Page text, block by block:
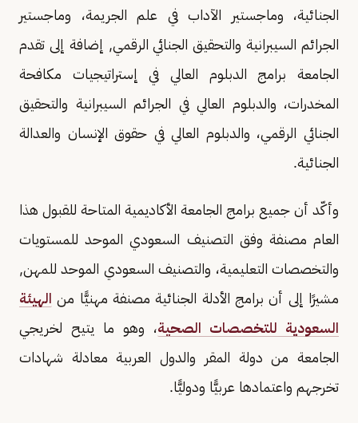
الجنائية، وماجستير الآداب في علم الجريمة، وماجستير
الجرائم السيبرانية والتحقيق الجنائي الرقمي, إضافة إلى تقدم
الجامعة برامج الدبلوم العالي في إستراتيجيات مكافحة
المخدرات، والدبلوم العالي في الجرائم السيبرانية والتحقيق
الجنائي الرقمي، والدبلوم العالي في حقوق الإنسان والعدالة
الجنائية.
وأكّد أن جميع برامج الجامعة الأكاديمية المتاحة للقبول هذا
العام مصنفة وفق التصنيف السعودي الموحد للمستويات
والتخصصات التعليمية، والتصنيف السعودي الموحد للمهن,
مشيرًا إلى أن برامج الأدلة الجنائية مصنفة مهنيًّا من الهيئة
السعودية للتخصصات الصحية، وهو ما يتيح لخريجي
الجامعة من دولة المقر والدول العربية معادلة شهادات
تخرجهم واعتمادها عربيًّا ودوليًّا.